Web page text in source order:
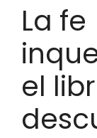
La fe
el